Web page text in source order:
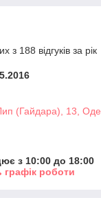
з 188 відгуків за рік
(Гайдара), 13,
з 10:00 до 18:00
графік роботи